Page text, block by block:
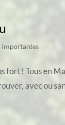
importantes
fort ! Tous en
avec ou